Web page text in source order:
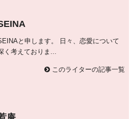
と申します。 日々、恋愛について
く考えておりま...
このライターの記事一覧